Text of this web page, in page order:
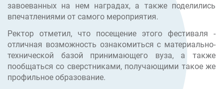
завоеванных на нем наградах, а также поделились
впечатлениями от самого мероприятия.
Ректор отметил, что посещение этого фестиваля -
отличная возможность ознакомиться с материально-
технической базой принимающего вуза, а также
пообщаться со сверстниками, получающими такое же
профильное образование.